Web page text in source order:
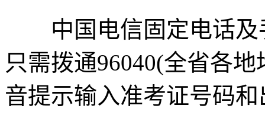
中国电信固定电话及
只需拨通96040(全省各
音提示输入准考证号码